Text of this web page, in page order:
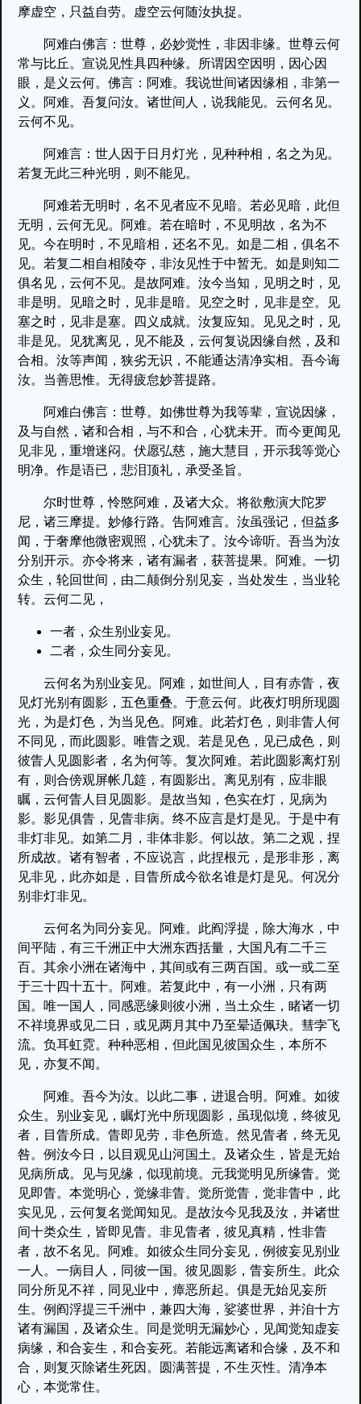
摩虚空，只益自劳。虚空云何随汝执捉。
阿难白佛言：世尊，必妙觉性，非因非缘。世尊云何
常与比丘。宣说见性具四种缘。所谓因空因明，因心因
眼，是义云何。佛言：阿难。我说世间诸因缘相，非第一
义。阿难。吾复问汝。诸世间人，说我能见。云何名见。
云何不见。
阿难言：世人因于日月灯光，见种种相，名之为见。
若复无此三种光明，则不能见。
阿难若无明时，名不见者应不见暗。若必见暗，此但
无明，云何无见。阿难。若在暗时，不见明故，名为不
见。今在明时，不见暗相，还名不见。如是二相，俱名不
见。若复二相自相陵夺，非汝见性于中暂无。如是则知二
俱名见，云何不见。是故阿难。汝今当知，见明之时，见
非是明。见暗之时，见非是暗。见空之时，见非是空。见
塞之时，见非是塞。四义成就。汝复应知。见见之时，见
非是见。见犹离见，见不能及，云何复说因缘自然，及和
合相。汝等声闻，狭劣无识，不能通达清净实相。吾今诲
汝。当善思惟。无得疲怠妙菩提路。
阿难白佛言：世尊。如佛世尊为我等辈，宣说因缘，
及与自然，诸和合相，与不和合，心犹未开。而今更闻见
见非见，重增迷闷。伏愿弘慈，施大慧目，开示我等觉心
明净。作是语已，悲泪顶礼，承受圣旨。
尔时世尊，怜愍阿难，及诸大众。将欲敷演大陀罗
尼，诸三摩提。妙修行路。告阿难言。汝虽强记，但益多
闻，于奢摩他微密观照，心犹未了。汝今谛听。吾当为汝
分别开示。亦令将来，诸有漏者，获菩提果。阿难。一切
众生，轮回世间，由二颠倒分别见妄，当处发生，当业轮
转。云何二见，
一者，众生别业妄见。
二者，众生同分妄见。
云何名为别业妄见。阿难，如世间人，目有赤眚，夜
见灯光别有圆影，五色重叠。于意云何。此夜灯明所现圆
光，为是灯色，为当见色。阿难。此若灯色，则非眚人何
不同见，而此圆影。唯眚之观。若是见色，见已成色，则
彼眚人见圆影者，名为何等。复次阿难。若此圆影离灯别
有，则合傍观屏帐几筵，有圆影出。离见别有，应非眼
瞩，云何眚人目见圆影。是故当知，色实在灯，见病为
影。影见俱眚，见眚非病。终不应言是灯是见。于是中有
非灯非见。如第二月，非体非影。何以故。第二之观，捏
所成故。诸有智者，不应说言，此捏根元，是形非形，离
见非见，此亦如是，目眚所成今欲名谁是灯是见。何况分
别非灯非见。
云何名为同分妄见。阿难。此阎浮提，除大海水，中
间平陆，有三千洲正中大洲东西括量，大国凡有二千三
百。其余小洲在诸海中，其间或有三两百国。或一或二至
于三十四十五十。阿难。若复此中，有一小洲，只有两
国。唯一国人，同感恶缘则彼小洲，当土众生，睹诸一切
不祥境界或见二日，或见两月其中乃至晕适佩玦。彗孛飞
流。负耳虹霓。种种恶相，但此国见彼国众生，本所不
见，亦复不闻。
阿难。吾今为汝。以此二事，进退合明。阿难。如彼
众生。别业妄见，瞩灯光中所现圆影，虽现似境，终彼见
者，目眚所成。眚即见劳，非色所造。然见眚者，终无见
咎。例汝今日，以目观见山河国土。及诸众生，皆是无始
见病所成。见与见缘，似现前境。元我觉明见所缘眚。觉
见即眚。本觉明心，觉缘非眚。觉所觉眚，觉非眚中，此
实见见，云何复名觉闻知见。是故汝今见我及汝，并诸世
间十类众生，皆即见眚。非见眚者，彼见真精，性非眚
者，故不名见。阿难。如彼众生同分妄见，例彼妄见别业
一人。一病目人，同彼一国。彼见圆影，眚妄所生。此众
同分所见不祥，同见业中，瘴恶所起。俱是无始见妄所
生。例阎浮提三千洲中，兼四大海，娑婆世界，并洎十方
诸有漏国，及诸众生。同是觉明无漏妙心，见闻觉知虚妄
病缘，和合妄生，和合妄死。若能远离诸和合缘，及不和
合，则复灭除诸生死因。圆满菩提，不生灭性。清净本
心，本觉常住。